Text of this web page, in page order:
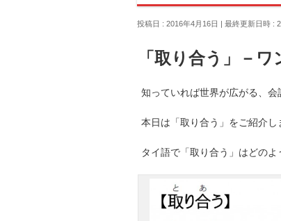
投稿日 : 2016年4月16日 最終更新日時 :
「取り合う」－
知っていれば世界が広がる、会
本日は「取り合う」をご紹介し
タイ語で「取り合う」はどのよ